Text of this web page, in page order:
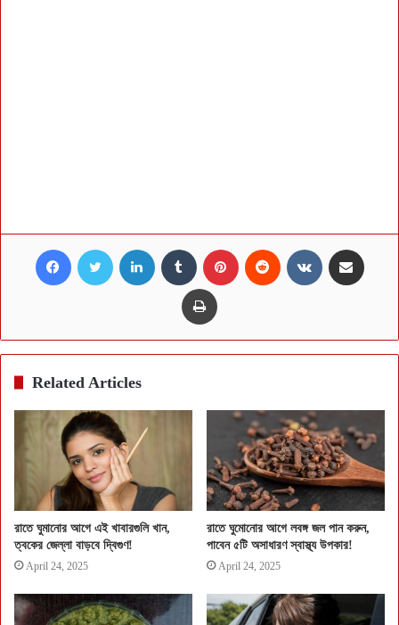
Facebook Twitter LinkedIn Tumblr Pinterest Reddit VKontakte
Print
Related Articles
রাতে ঘুমানোর আগে এই খাবারগুলি খান,
ত্বকের জেল্লা বাড়বে দ্বিগুণ!
April 24, 2025
রাতে ঘুমোনোর আগে লবঙ্গ জল পান করুন,
পাবেন ৫টি অসাধারণ স্বাস্থ্য উপকার!
April 24, 2025